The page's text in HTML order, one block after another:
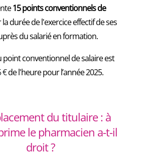
15 points conventionnels de
durée de l'exercice effectif de ses
du salarié en formation.
point conventionnel de salaire est
€de l'heure pour l’année 2025.
du titulaire : à
le pharmacien a-t-il
droit ?